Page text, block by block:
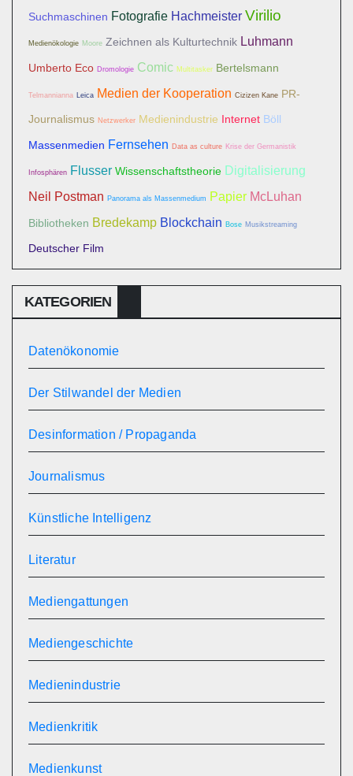
Suchmaschinen Fotografie Hachmeister Virilio
Medienökologie Moore Zeichnen als Kulturtechnik Luhmann
Umberto Eco Dromologie Comic Multitasker Bertelsmann
Telmannianna Leica Medien der Kooperation Cizizen Kane PR-
Journalismus Netzwerker Medienindustrie Internet Böll
Massenmedien Fernsehen Data as culture Krise der Germanistik
Infosphären Flusser Wissenschaftstheorie Digitalisierung
Neil Postman Panorama als Massenmedium Papier McLuhan
Bibliotheken Bredekamp Blockchain Bose Musikstreaming
Deutscher Film
KATEGORIEN
Datenökonomie
Der Stilwandel der Medien
Desinformation / Propaganda
Journalismus
Künstliche Intelligenz
Literatur
Mediengattungen
Mediengeschichte
Medienindustrie
Medienkritik
Medienkunst